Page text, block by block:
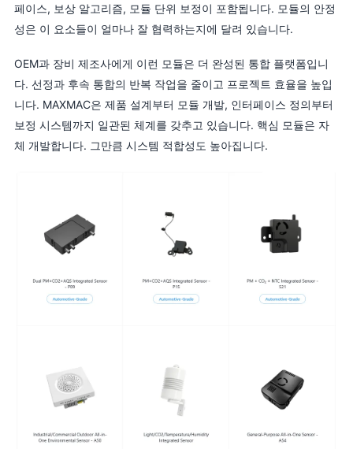
페이스, 보상 알고리즘, 모듈 단위 보정이 포함됩니다. 모듈의 안정
성은 이 요소들이 얼마나 잘 협력하는지에 달려 있습니다.
OEM과 장비 제조사에게 이런 모듈은 더 완성된 통합 플랫폼입니
다. 선정과 후속 통합의 반복 작업을 줄이고 프로젝트 효율을 높입
니다. MAXMAC은 제품 설계부터 모듈 개발, 인터페이스 정의부터
보정 시스템까지 일관된 체계를 갖추고 있습니다. 핵심 모듈은 자
체 개발합니다. 그만큼 시스템 적합성도 높아집니다.